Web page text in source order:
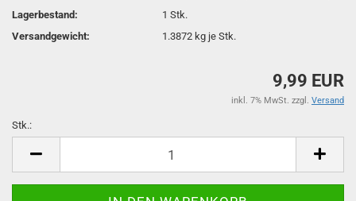
Lagerbestand: 1Stk.
Versandgewicht:
1.3872 kg je Stk.
9,99 EUR
inkl. 7% MwSt. zzgl. Versand
Stk.: